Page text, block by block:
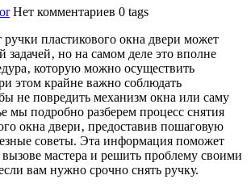
Нет комментариев 0 tags
пластикового окна двери может
задачей‚ но на самом деле это вполне
которую можно осуществить
этом крайне важно соблюдать
не повредить механизм окна или саму
мы подробно разберем процесс снятия
окна двери‚ предоставив пошаговую
советы. Эта информация поможет
мастера и решить проблему своими
вам нужно срочно снять ручку.